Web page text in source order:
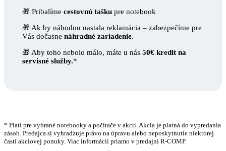
🎁 Pribalíme cestovnú tašku pre notebook
🎁 Ak by náhodou nastala reklamácia – zabezpečíme pre
Vás dočasne náhradné zariadenie.
🎁 Aby toho nebolo málo, máte u nás 50€ kredit na
servisné služby.*
* Platí pre vybrané notebooky a počítače v akcii. Akcia je platná do vypredania
zásob. Predajca si vyhradzuje právo na úpravu alebo neposkytnutie niektorej
časti akciovej ponuky. Viac informácii priamo v predajni R-COMP.